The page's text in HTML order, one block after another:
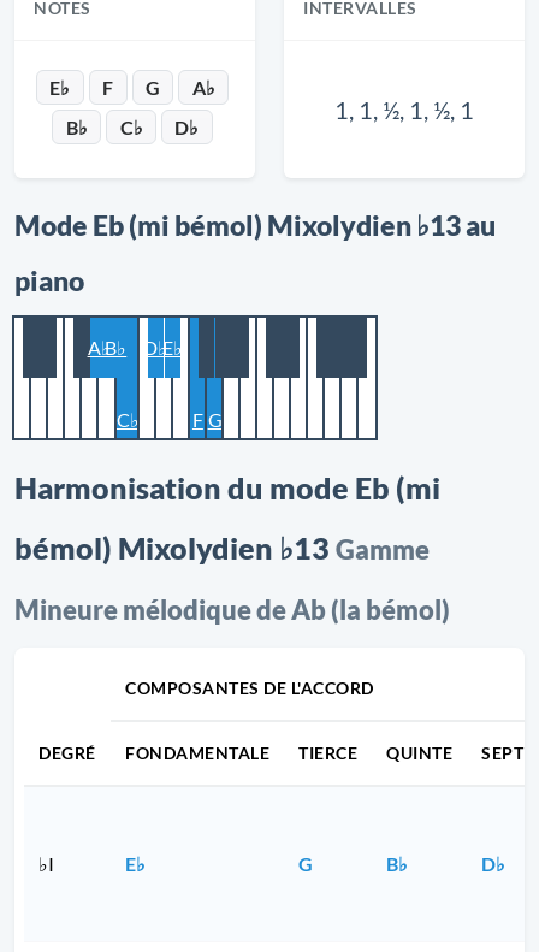
NOTES
E♭ F G
A♭
B♭
C♭ D♭
INTERVALLES
1, 1, ½, 1, ½, 1
Mode Eb (mi bémol) Mixolydien ♭13 au
piano
A♭B♭
C♭
D♭E♭
F G
Harmonisation du mode Eb (mi
bémol) Mixolydien ♭13 Gamme
Mineure mélodique de Ab (la bémol)
DEGRÉ
COMPOSANTES DE L'ACCORD
FONDAMENTALE TIERCE QUINTE
♭I E♭ G B♭ D♭